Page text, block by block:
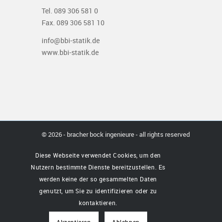
Tel. 089 306 581 0
Fax. 089 306 581 10
info@bbi-statik.de
www.bbi-statik.de
© 2026 - bracher bock ingenieure - all rights reserved
Diese Webseite verwendet Cookies, um den
Nutzern bestimmte Dienste bereitzustellen. Es
werden keine der so gesammelten Daten
genutzt, um Sie zu identifizieren oder zu
kontaktieren.